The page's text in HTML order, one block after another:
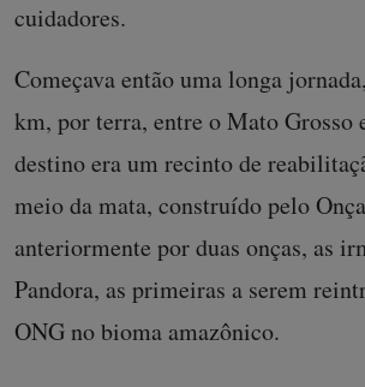
cuidadores.
Começava então uma longa
km, por terra, entre o Mato Grosso
destino era um recinto de
meio da mata, construído pelo
anteriormente por duas onças, as
Pandora, as primeiras a serem
ONG no bioma amazônico.